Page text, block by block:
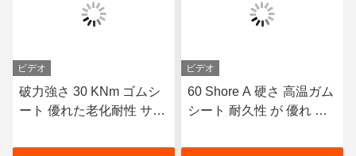
ビデオ
破力強さ 30 KNm ゴムシ
ート 優れた老化耐性 サイ
20m 重量産業用用途に最
ビデオ
60 Shore A 硬さ 高温ガム
シート 耐久性 が 優れ 熱
材料 に 適し